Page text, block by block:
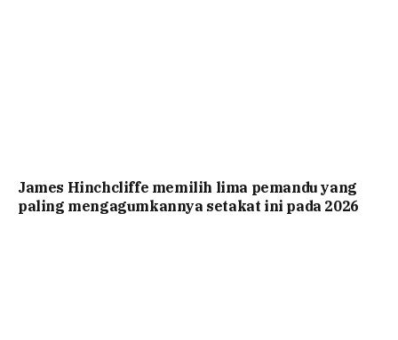
James Hinchcliffe memilih lima pemandu yang
paling mengagumkannya setakat ini pada 2026